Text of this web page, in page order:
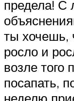
предела! С
ты хочешь,
росло и
возле того
посапать,